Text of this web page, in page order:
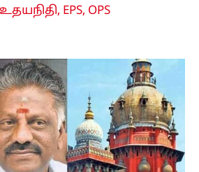
EPS, OPS